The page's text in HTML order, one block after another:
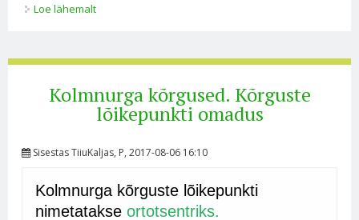
Loe lähemalt
Kolmnurga kõrgused. Kõrguste
lõikepunkti omadus
SisestasTiiuKaljas, P, 2017-08-06 16:10